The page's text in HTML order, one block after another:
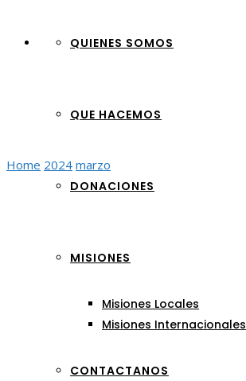
QUIENES SOMOS
QUE HACEMOS
DONACIONES
MISIONES
Misiones Locales
Misiones Internacionales
CONTACTANOS
Home 2024 marzo